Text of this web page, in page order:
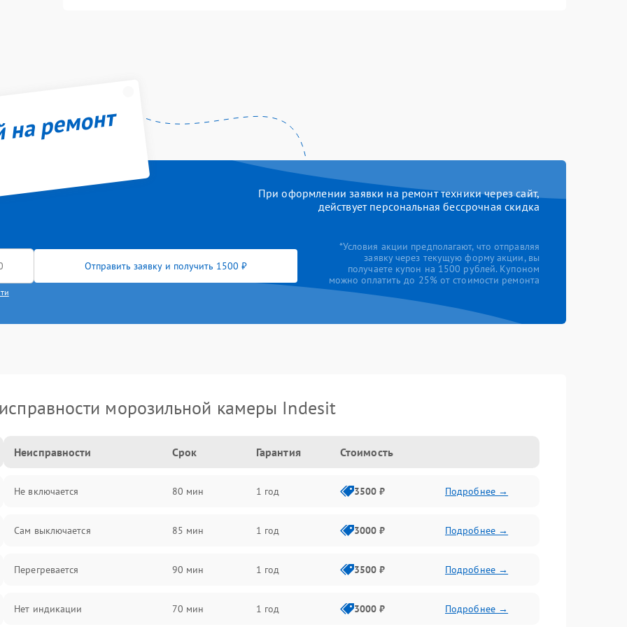
ремонт
При оформлении заявки на ремонт техники через сайт,
действует персональная бессрочная скидка
Отправить заявку и получить 1500 ₽
*Условия акции предполагают, что отправляя
заявку через текущую форму акции, вы
получаете купон на 1500 рублей. Купоном
можно оплатить до 25% от стоимости ремонта
морозильной камеры Indesit
Неисправности Срок Гарантия Стоимость
Не включается 80 мин 1 год 3500 ₽ Подробнее →
Сам выключается 85 мин 1 год 3000 ₽ Подробнее →
Перегревается 90 мин 1 год 3500 ₽ Подробнее →
Нет индикации 70 мин 1 год 3000 ₽ Подробнее →